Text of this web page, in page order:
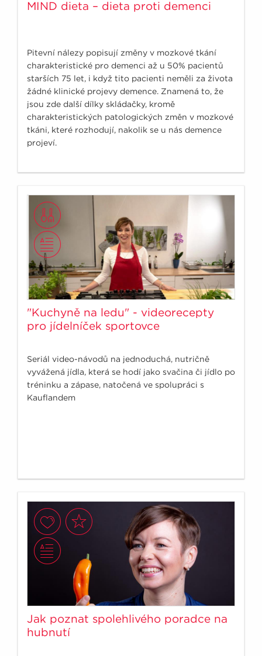
MIND dieta – dieta proti demenci
Pitevní nálezy popisují změny v mozkové tkání
charakteristické pro demenci až u 50% pacientů
starších 75 let, i když tito pacienti neměli za života
žádné klinické projevy demence. Znamená to, že
jsou zde další dílky skládačky, kromě
charakteristických patologických změn v mozkové
tkáni, které rozhodují, nakolik se u nás demence
projeví.
"Kuchyně na ledu" - videorecepty
pro jídelníček sportovce
Seriál video-návodů na jednoduchá, nutričně
vyvážená jídla, která se hodí jako svačina či jídlo po
tréninku a zápase, natočená ve spolupráci s
Kauflandem
Jak poznat spolehlivého poradce na
hubnutí